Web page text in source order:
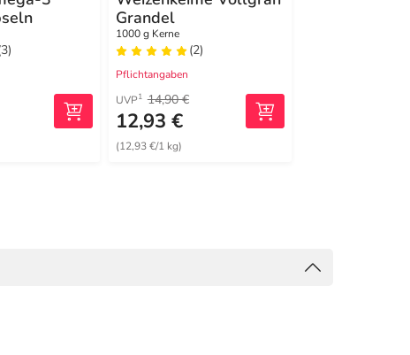
Grandel
1000 g Kerne
(2)
Pflichtangaben
UVP1 14,90 €
12,93 €
(12,93 €/1 kg)